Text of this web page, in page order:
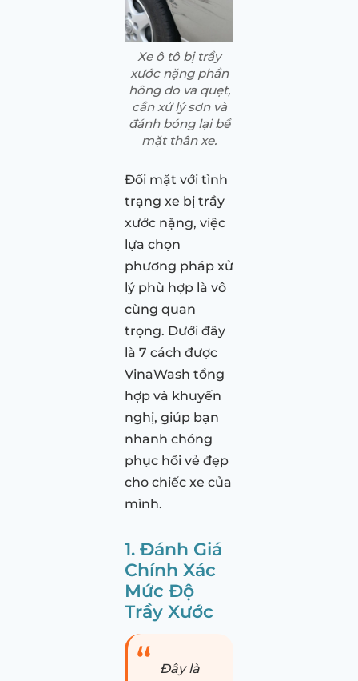
Xe ô tô bị trầy
xước nặng phần
hông do va quẹt,
cần xử lý sơn và
đánh bóng lại bề
mặt thân xe.
Đối mặt với tình
trạng xe bị trầy
xước nặng, việc
lựa chọn
phương pháp xử
lý phù hợp là vô
cùng quan
trọng. Dưới đây
là 7 cách được
VinaWash tổng
hợp và khuyến
nghị, giúp bạn
nhanh chóng
phục hồi vẻ đẹp
cho chiếc xe của
mình.
1. Đánh Giá
Chính Xác
Mức Độ
Trầy Xước
Đây là